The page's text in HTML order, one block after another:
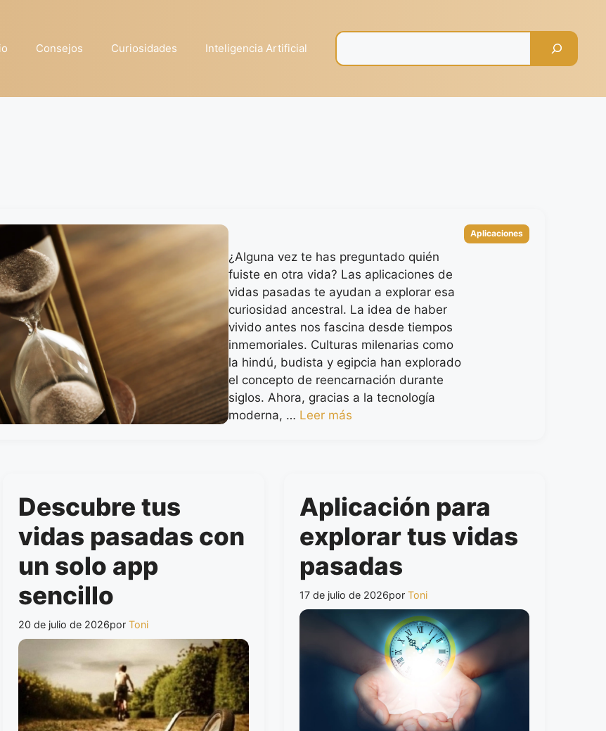
Consejos Curiosidades Inteligencia Artificial
¿Alguna vez te has preguntado quién
fuiste en otra vida? Las aplicaciones de
vidas pasadas te ayudan a explorar esa
curiosidad ancestral. La idea de haber
vivido antes nos fascina desde tiempos
inmemoriales. Culturas milenarias como
la hindú, budista y egipcia han explorado
el concepto de reencarnación durante
siglos. Ahora, gracias a la tecnología
moderna, … Leer más
Categorías
Aplicaciones
Descubre tus
vidas pasadas con
un solo app
sencillo
20 de julio de 2026porToni
Aplicación para
explorar tus vidas
pasadas
17 de julio de 2026por Toni